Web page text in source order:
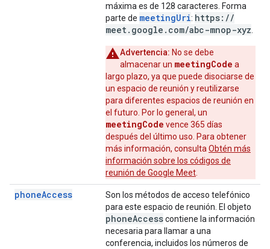
máxima es de 128 caracteres. Forma
parte de meetingUri: https: //
meet . google . com/abc-mnop-xyz
Advertencia: No se debe
almacenar un meetingCode a
largo plazo, ya que puede disociarse de
un espacio de reunión y reutilizarse
para diferentes espacios de reunión en
el futuro. Por lo general, un
meetingCode vence 365 días
después del último uso. Para obtener
más información, consulta Obtén más
información sobre los códigos de
reunión de Google Meet
phoneAccess
Son los métodos de acceso telefónico
para este espacio de reunión. El objeto
phoneAccesscontiene la información
necesaria para llamar a una
conferencia, incluidos los números de